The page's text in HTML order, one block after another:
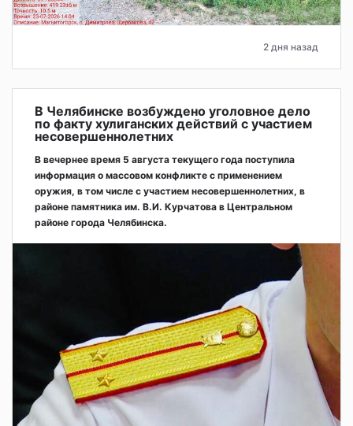
2 дня назад
В Челябинске возбуждено уголовное дело
по факту хулиганских действий с участием
несовершеннолетних
В вечернее время 5 августа текущего года поступила
информация о массовом конфликте с применением
оружия, в том числе с участием несовершеннолетних, в
районе памятника им. В.И. Курчатова в Центральном
районе города Челябинска.